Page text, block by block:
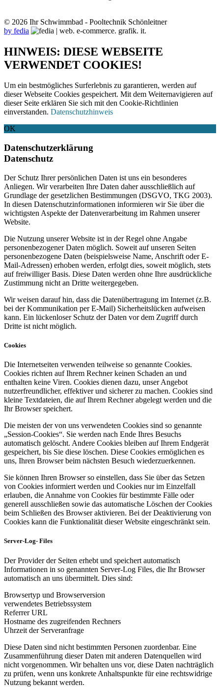
© 2026 Ihr Schwimmbad - Pooltechnik Schönleitner
by fedia
HINWEIS: DIESE WEBSEITE
VERWENDET COOKIES!
Um ein bestmögliches Surferlebnis zu garantieren, werden auf
dieser Webseite Cookies gespeichert. Mit dem Weiternavigieren auf
dieser Seite erklären Sie sich mit den Cookie-Richtlinien
einverstanden. Datenschutzhinweis
OK
Datenschutzerklärung
Datenschutz
Der Schutz Ihrer persönlichen Daten ist uns ein besonderes
Anliegen. Wir verarbeiten Ihre Daten daher ausschließlich auf
Grundlage der gesetzlichen Bestimmungen (DSGVO, TKG 2003).
In diesen Datenschutzinformationen informieren wir Sie über die
wichtigsten Aspekte der Datenverarbeitung im Rahmen unserer
Website.
Die Nutzung unserer Website ist in der Regel ohne Angabe
personenbezogener Daten möglich. Soweit auf unseren Seiten
personenbezogene Daten (beispielsweise Name, Anschrift oder E-
Mail-Adressen) erhoben werden, erfolgt dies, soweit möglich, stets
auf freiwilliger Basis. Diese Daten werden ohne Ihre ausdrückliche
Zustimmung nicht an Dritte weitergegeben.
Wir weisen darauf hin, dass die Datenübertragung im Internet (z.B.
bei der Kommunikation per E-Mail) Sicherheitslücken aufweisen
kann. Ein lückenloser Schutz der Daten vor dem Zugriff durch
Dritte ist nicht möglich.
Cookies
Die Internetseiten verwenden teilweise so genannte Cookies.
Cookies richten auf Ihrem Rechner keinen Schaden an und
enthalten keine Viren. Cookies dienen dazu, unser Angebot
nutzerfreundlicher, effektiver und sicherer zu machen. Cookies sind
kleine Textdateien, die auf Ihrem Rechner abgelegt werden und die
Ihr Browser speichert.
Die meisten der von uns verwendeten Cookies sind so genannte
„Session-Cookies“. Sie werden nach Ende Ihres Besuchs
automatisch gelöscht. Andere Cookies bleiben auf Ihrem Endgerät
gespeichert, bis Sie diese löschen. Diese Cookies ermöglichen es
uns, Ihren Browser beim nächsten Besuch wiederzuerkennen.
Sie können Ihren Browser so einstellen, dass Sie über das Setzen
von Cookies informiert werden und Cookies nur im Einzelfall
erlauben, die Annahme von Cookies für bestimmte Fälle oder
generell ausschließen sowie das automatische Löschen der Cookies
beim Schließen des Browser aktivieren. Bei der Deaktivierung von
Cookies kann die Funktionalität dieser Website eingeschränkt sein.
Server-Log- Files
Der Provider der Seiten erhebt und speichert automatisch
Informationen in so genannten Server-Log Files, die Ihr Browser
automatisch an uns übermittelt. Dies sind:
Browsertyp und Browserversion
verwendetes Betriebssystem
Referrer URL
Hostname des zugreifenden Rechners
Uhrzeit der Serveranfrage
Diese Daten sind nicht bestimmten Personen zuordenbar. Eine
Zusammenführung dieser Daten mit anderen Datenquellen wird
nicht vorgenommen. Wir behalten uns vor, diese Daten nachträglich
zu prüfen, wenn uns konkrete Anhaltspunkte für eine rechtswidrige
Nutzung bekannt werden.